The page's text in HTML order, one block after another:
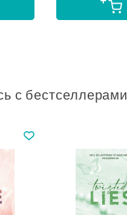
с бестселлерами